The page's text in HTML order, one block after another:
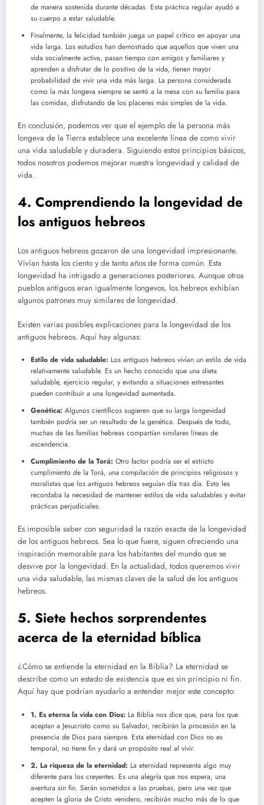
de manera sostenida durante décadas. Esta práctica regular ayudó a
su cuerpo a estar saludable.
Finalmente, la felicidad también juega un papel crítico en apoyar una
vida larga. Los estudios han demostrado que aquellos que viven una
vida socialmente activa, pasan tiempo con amigos y familiares y
aprenden a disfrutar de lo positivo de la vida, tienen mayor
probabilidad de vivir una vida más larga. La persona considerada
como la más longeva siempre se sentó a la mesa con su familia para
las comidas, disfrutando de los placeres más simples de la vida.
En conclusión, podemos ver que el ejemplo de la persona más
longeva de la Tierra establece una excelente línea de como vivir
una vida saludable y duradera. Siguiendo estos principios básicos,
todos nosotros podemos mejorar nuestra longevidad y calidad de
vida.
4. Comprendiendo la longevidad de
los antiguos hebreos
Los antiguos hebreos gozaron de una longevidad impresionante.
Vivían hasta los ciento y de tanto años de forma común. Esta
longevidad ha intrigado a generaciones posteriores. Aunque otros
pueblos antiguos eran igualmente longevos, los hebreos exhibían
algunos patrones muy similares de longevidad.
Existen varias posibles explicaciones para la longevidad de los
antiguos hebreos. Aquí hay algunas:
Estilo de vida saludable: Los antiguos hebreos vivían un estilo de vida
relativamente saludable. Es un hecho conocido que una dieta
saludable, ejercicio regular, y evitando a situaciones estresantes
pueden contribuir a una longevidad aumentada.
Genética: Algunos científicos sugieren que su larga longevidad
también podría ser un resultado de la genética. Después de todo,
muchas de las familias hebreas compartían similares líneas de
ascendencia.
Cumplimiento de la Torá: Otro factor podría ser el estricto
cumplimiento de la Torá, una compilación de principios religiosos y
moralistas que los antiguos hebreos seguían día tras día. Esto les
recordaba la necesidad de mantener estilos de vida saludables y evitar
prácticas perjudiciales.
Es imposible saber con seguridad la razón exacta de la longevidad
de los antiguos hebreos. Sea lo que fuere, siguen ofreciendo una
inspiración memorable para los habitantes del mundo que se
desvive por la longevidad. En la actualidad, todos queremos vivir
una vida saludable, las mismas claves de la salud de los antiguos
hebreos.
5. Siete hechos sorprendentes
acerca de la eternidad bíblica
¿Cómo se entiende la eternidad en la Biblia? La eternidad se
describe como un estado de existencia que es sin principio ni fin.
Aquí hay que podrían ayudarlo a entender mejor este concepto:
1. Es eterna la vida con Dios: La Biblia nos dice que, para los que
aceptan a Jesucristo como su Salvador, recibirán la procesión en la
presencia de Dios para siempre. Esta eternidad con Dios no es
temporal, no tiene fin y dará un propósito real al vivir.
2. La riqueza de la eternidad: La eternidad representa algo muy
diferente para los creyentes. Es una alegría que nos espera, una
aventura sin fin. Serán sometidos a las pruebas, pero una vez que
acepten la gloria de Cristo venidero, recibirán mucho más de lo que